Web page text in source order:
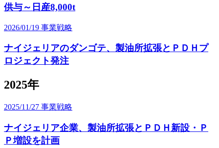
供与～日産8,000t
2026/01/19 事業戦略
ナイジェリアのダンゴテ、製油所拡張とＰＤＨプ
ロジェクト発注
2025年
2025/11/27 事業戦略
ナイジェリア企業、製油所拡張とＰＤＨ新設・Ｐ
Ｐ増設を計画